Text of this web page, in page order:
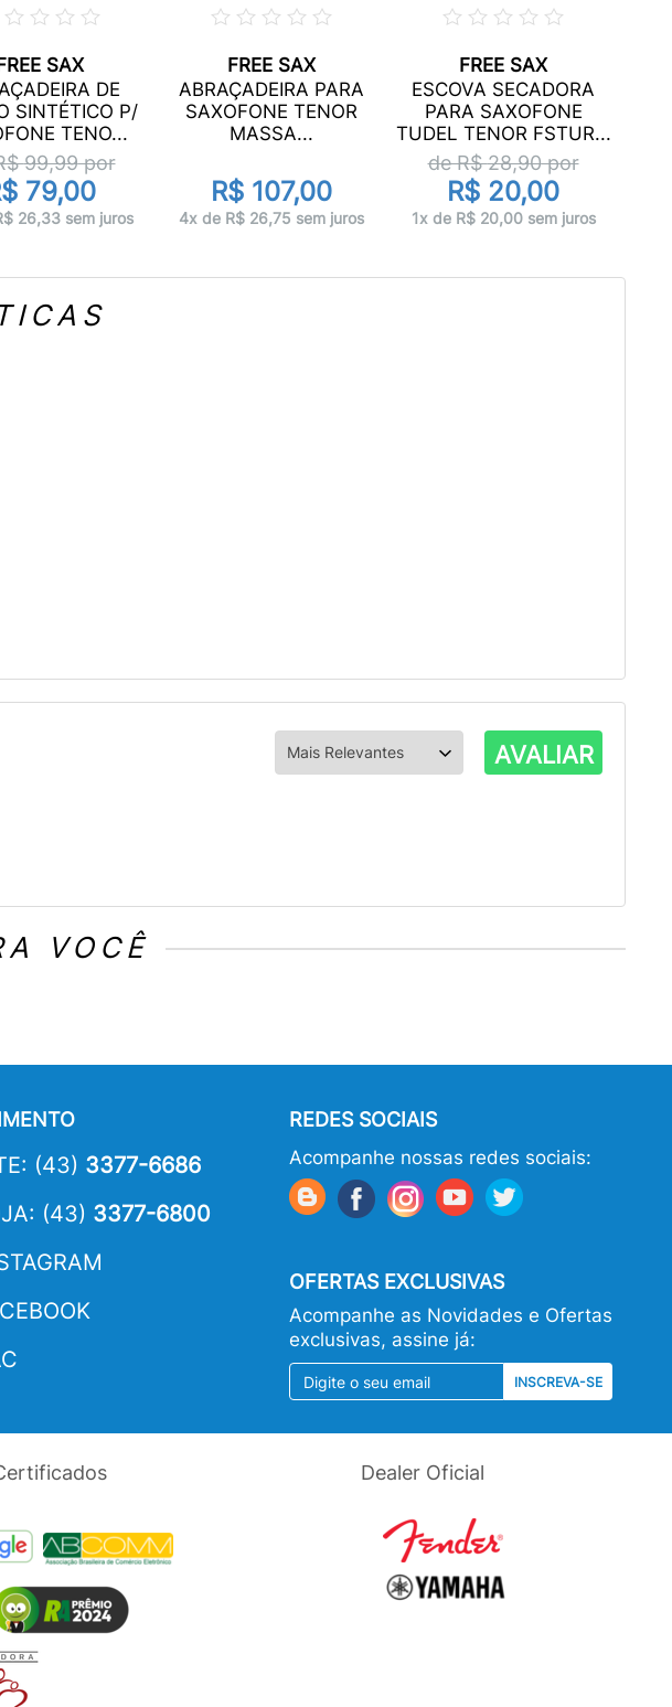
FREE SAX
DE
SINTÉTICO P/
TENO...
99,99por
79,00
26,33 sem juros
FREE SAX
ABRAÇADEIRA PARA
SAXOFONE TENOR
MASSA...
R$ 107,00
4x de R$ 26,75 sem juros
FREE SAX
ESCOVA SECADORA
PARA SAXOFONE
TUDEL TENOR FSTUR...
de R$28,90por
R$ 20,00
1x de R$ 20,00 sem juros
AVALIAR
VOCÊ
(43) 3377-6686
(43) 3377-6800
REDES SOCIAIS
Acompanhe nossas redes sociais:
OFERTAS EXCLUSIVAS
Acompanhe as Novidades e Ofertas
exclusivas, assine já:
INSCREVA-SE
Dealer Oficial